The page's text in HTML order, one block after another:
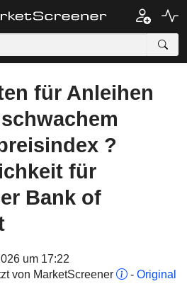
für Anleihen
?
für
Bank of
um 17:22
von MarketScreener
- Original